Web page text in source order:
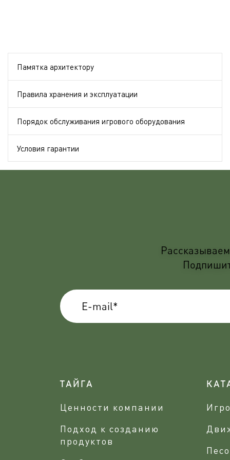
Памятка архитектору
Правила хранения и эксплуатации
Порядок обслуживания игрового оборудования
Условия гарантии
ТАЙГА
Ценности компании
Подход к созданию
продуктов